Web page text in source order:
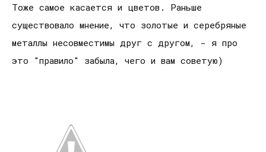
Тоже самое касается и цветов. Раньше
существовало мнение, что золотые и серебряные
металлы несовместимы друг с другом, - я про
это "правило" забыла, чего и вам советую)